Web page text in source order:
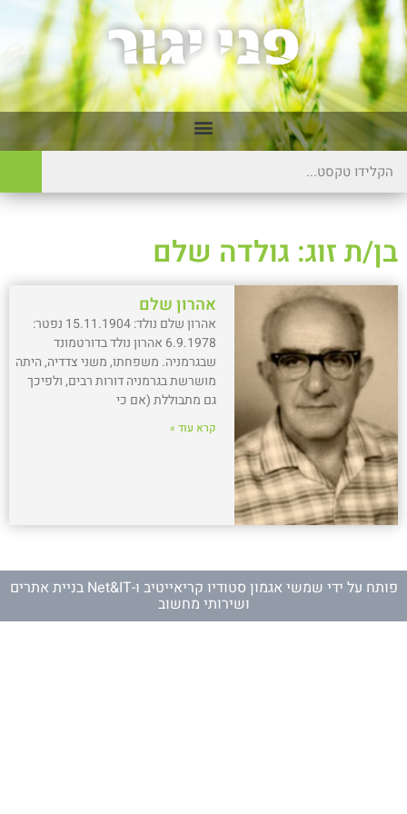
בן/ת זוג: גולדה שלם
אהרון שלם
אהרון שלם נולד: 15.11.1904 נפטר:
6.9.1978 אהרון נולד בדורטמונד
שבגרמניה. משפחתו, משני צדדיה, היתה
מושרשת בגרמניה דורות רבים, ולפיכך
גם מתבוללת (אם כי
קרא עוד »
פותח על ידי שמשי אגמון סטודיו קריאייטיב ו- Net&IT בניית אתרים
ושירותי מחשוב